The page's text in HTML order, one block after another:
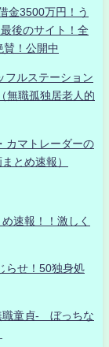
金3500万円！う
後のサイト！全
！公開中
フルステーション
無職孤独居老人的
カマトレーダーの
とめ速報）
速報！！激しく
らせ！50独身処
童貞- ぼっちな